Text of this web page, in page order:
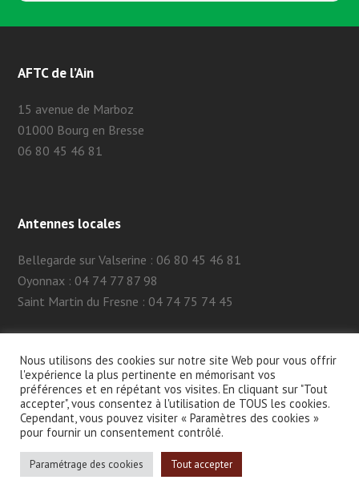
AFTC de l’Ain
15 avenue de Marboz
01000 Bourg en Bresse
06 80 45 46 81
Antennes locales
Bellegarde sur Valserine : 06 80 45 46 81
Oyonnax : 04 74 77 87 98
Saint Martin du Fresne : 04 74 75 74 45
2026 - AFTC 01 -MENTIONS LÉGALES- SITE CRÉÉ PAR MA-
NAÏS
CE SITE EST PROTÉGÉ PAR RECAPTCHA ET GOOGLE.
POLITIQUE DE CONFIDENTIALITÉ GOOGLE
D'UTILISATION
Nous utilisons des cookies sur notre site Web pour vous offrir
l'expérience la plus pertinente en mémorisant vos
préférences et en répétant vos visites. En cliquant sur "Tout
accepter", vous consentez à l'utilisation de TOUS les cookies.
Cependant, vous pouvez visiter « Paramètres des cookies »
pour fournir un consentement contrôlé.
Paramétrage des cookies Tout accepter